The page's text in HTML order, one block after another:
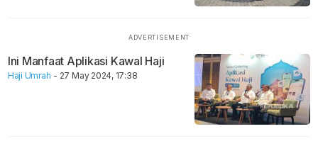
Ini Manfaat Aplikasi Kawal Haji
Haji Umrah - 27 May 2024, 17:38